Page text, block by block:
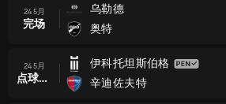
24 5月
完场
乌勒德
奥特
24 5月
点球大战后
伊科托坦斯伯格
辛迪佐夫特